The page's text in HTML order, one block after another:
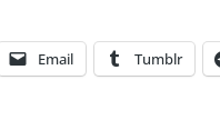
Email Tumblr